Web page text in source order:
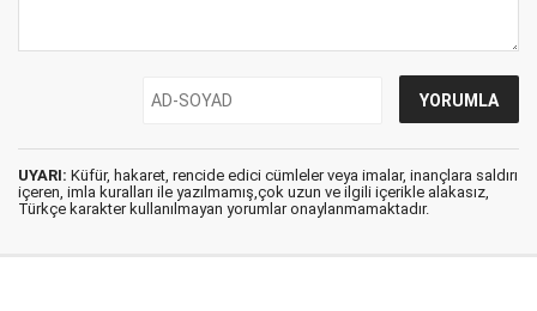
UYARI: Küfür, hakaret, rencide edici cümleler veya imalar, inançlara saldırı
içeren, imla kuralları ile yazılmamış,çok uzun ve ilgili içerikle alakasız,
Türkçe karakter kullanılmayan yorumlar onaylanmamaktadır.